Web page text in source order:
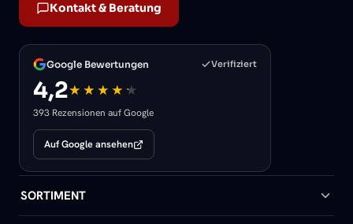
Kontakt & Beratung
Google Bewertungen Verifiziert
4,2
393 Rezensionen auf Google
Auf Google ansehen
SORTIMENT